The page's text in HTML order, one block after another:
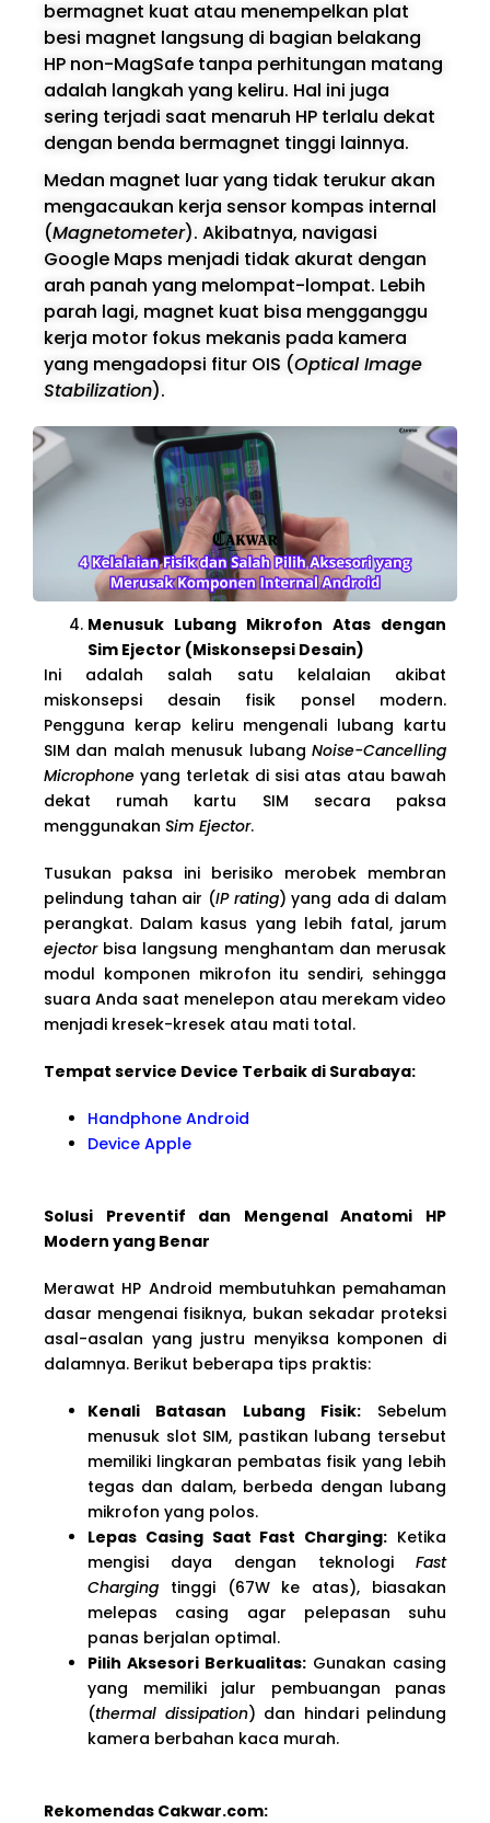
bermagnet kuat atau menempelkan plat
besi magnet langsung di bagian belakang
HP non-MagSafe tanpa perhitungan matang
adalah langkah yang keliru. Hal ini juga
sering terjadi saat menaruh HP terlalu dekat
dengan benda bermagnet tinggi lainnya.
Medan magnet luar yang tidak terukur akan
mengacaukan kerja sensor kompas internal
(Magnetometer). Akibatnya, navigasi
Google Maps menjadi tidak akurat dengan
arah panah yang melompat-lompat. Lebih
parah lagi, magnet kuat bisa mengganggu
kerja motor fokus mekanis pada kamera
yang mengadopsi fitur OIS (Optical Image
Stabilization).
Menusuk Lubang Mikrofon Atas dengan
Sim Ejector (Miskonsepsi Desain)
Ini adalah salah satu kelalaian akibat
miskonsepsi desain fisik ponsel modern.
Pengguna kerap keliru mengenali lubang kartu
SIM dan malah menusuk lubang Noise-Cancelling
Microphone yang terletak di sisi atas atau bawah
dekat rumah kartu SIM secara paksa
menggunakan Sim Ejector.
Tusukan paksa ini berisiko merobek membran
pelindung tahan air (IP rating) yang ada di dalam
perangkat. Dalam kasus yang lebih fatal, jarum
ejectorbisa langsung menghantam dan merusak
modul komponen mikrofon itu sendiri, sehingga
suara Anda saat menelepon atau merekam video
menjadi kresek-kresek atau mati total.
Tempat service Device Terbaik di Surabaya:
Handphone Android
Device Apple
Solusi Preventif dan Mengenal Anatomi HP
Modern yang Benar
Merawat HP Android membutuhkan pemahaman
dasar mengenai fisiknya, bukan sekadar proteksi
asal-asalan yang justru menyiksa komponen di
dalamnya. Berikut beberapa tips praktis:
Kenali Batasan Lubang Fisik:Sebelum
menusuk slot SIM, pastikan lubang tersebut
memiliki lingkaran pembatas fisik yang lebih
tegas dan dalam, berbeda dengan lubang
mikrofon yang polos.
Lepas Casing Saat Fast Charging: Ketika
mengisi daya dengan teknologi Fast
Charging tinggi (67W ke atas), biasakan
melepas casing agar pelepasan suhu
panas berjalan optimal.
Pilih Aksesori Berkualitas: Gunakan casing
yang memiliki jalur pembuangan panas
(thermal dissipation) dan hindari pelindung
kamera berbahan kaca murah.
Rekomendas Cakwar.com: